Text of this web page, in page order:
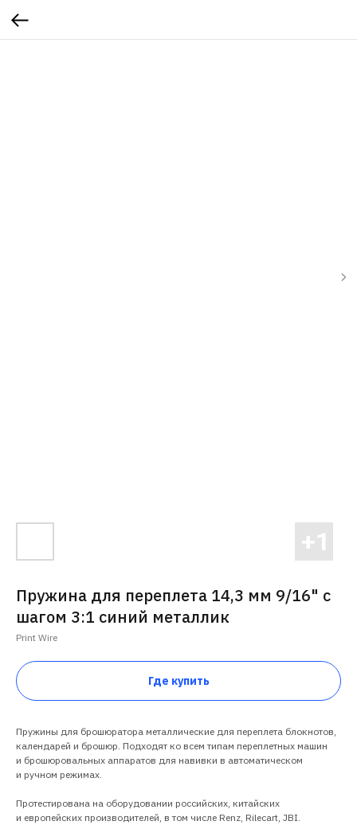
Пружина для переплета 14,3 мм 9/16" с
шагом 3:1 синий металлик
Print Wire
Где купить
Пружины для брошюратора металлические для переплета блокнотов,
календарей и брошюр. Подходят ко всем типам переплетных машин
и брошюровальных аппаратов для навивки в автоматическом
и ручном режимах.
Протестирована на оборудовании российских, китайских
и европейских производителей, в том числе Renz, Rilecart, JBI.